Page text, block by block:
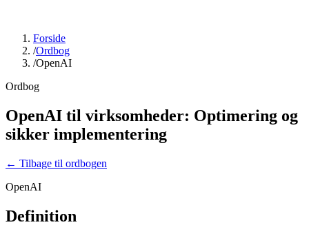
Forside
/Ordbog
/OpenAI
Ordbog
OpenAI til virksomheder: Optimering og
sikker implementering
← Tilbage til ordbogen
OpenAI
Definition